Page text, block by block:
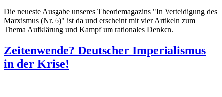
Die neueste Ausgabe unseres Theoriemagazins "In Verteidigung des
Marxismus (Nr. 6)" ist da und erscheint mit vier Artikeln zum
Thema Aufklärung und Kampf um rationales Denken.
Zeitenwende? Deutscher Imperialismus
in der Krise!